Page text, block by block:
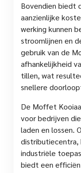
Bovendien biedt
aanzienlijke
werking kunnen
stroomlijnen en
gebruik van de
afhankelijkheid
tillen, wat
snellere
De Moffet
voor bedrijven
laden en lossen.
distributiecentra,
industriële
biedt een